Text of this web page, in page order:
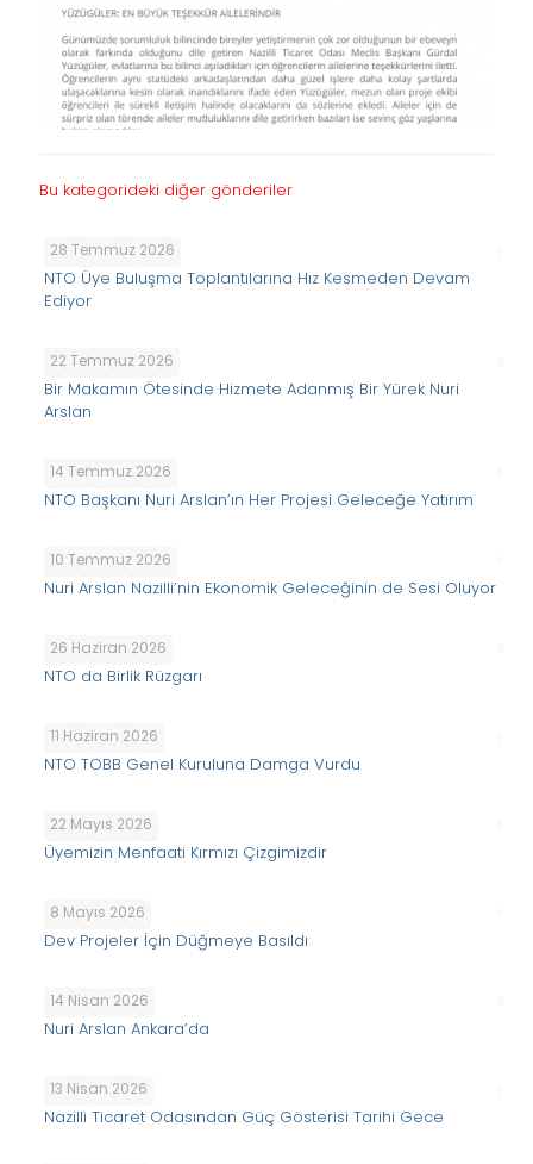
Bu kategorideki diğer gönderiler
28 Temmuz 2026
NTO Üye Buluşma Toplantılarına Hız Kesmeden Devam
Ediyor
22 Temmuz 2026
Bir Makamın Ötesinde Hizmete Adanmış Bir Yürek Nuri
Arslan
14 Temmuz 2026
NTO Başkanı Nuri Arslan’ın Her Projesi Geleceğe Yatırım
10 Temmuz 2026
Nuri Arslan Nazilli’nin Ekonomik Geleceğinin de Sesi Oluyor
26 Haziran 2026
NTO da Birlik Rüzgarı
11 Haziran 2026
NTO TOBB Genel Kuruluna Damga Vurdu
22 Mayıs 2026
Üyemizin Menfaati Kırmızı Çizgimizdir
8 Mayıs 2026
Dev Projeler İçin Düğmeye Basıldı
14 Nisan 2026
Nuri Arslan Ankara’da
13 Nisan 2026
Nazilli Ticaret Odasından Güç Gösterisi Tarihi Gece